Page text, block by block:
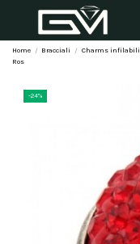
Home Bracciali Charms infilabili
Ros
-24%